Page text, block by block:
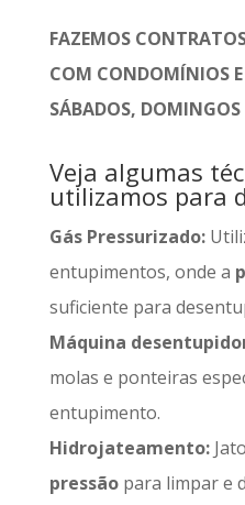
FAZEMOS
COM CONDOMÍNIOS
SÁBADOS, DOMINGOS
Veja algumas
utilizamos para
Gás Pressurizado:
entupimentos, onde a
suficiente para
Máquina
molas e ponteiras
entupimento.
Hidrojateamento:
pressãopara limpar e